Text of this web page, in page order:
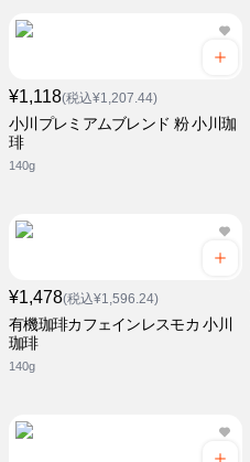
¥1,118(税込¥1,207.44)
小川プレミアムブレンド 粉 小川珈
琲
140g
¥1,478(税込¥1,596.24)
有機珈琲カフェインレスモカ 小川
珈琲
140g